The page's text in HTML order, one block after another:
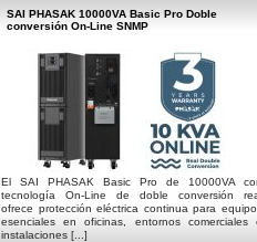
SAI PHASAK 10000VA Basic Pro Doble
conversión On-Line SNMP
El SAI PHASAK Basic Pro de 10000VA
tecnología On-Line de doble conversión
ofrece protección eléctrica continua para
esenciales en oficinas, entornos comerciales
instalaciones [...]